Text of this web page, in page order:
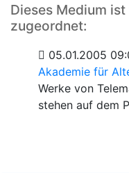
Dieses Medium
zugeordnet:
05.01.2005
Akademie für
Werke von
stehen auf dem